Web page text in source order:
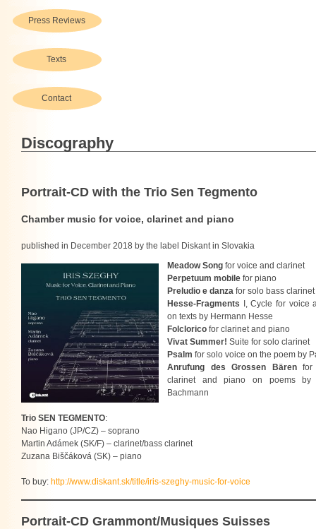
Press Reviews
Texts
Contact
Discography
Portrait-CD with the Trio Sen Tegmento
Chamber music for voice, clarinet and piano
published in December 2018 by the label Diskant in Slovakia
Meadow Song for voice and clarinet
Perpetuum mobile for piano
Preludio e danza for solo bass clarinet
Hesse-Fragments I, Cycle for voice
on texts by Hermann Hesse
Folclorico for clarinet and piano
Vivat Summer! Suite for solo clarinet
Psalm for solo voice on the poem by
Anrufung des Grossen Bärenfor
clarinet and piano on poems by
Bachmann
Trio SEN TEGMENTO:
Nao Higano (JP/CZ) – soprano
Martin Adámek (SK/F) – clarinet/bass clarinet
Zuzana Biščáková (SK) – piano
To buy: http://www.diskant.sk/title/iris-szeghy-music-for-voice
Portrait-CD Grammont/Musiques Suisses